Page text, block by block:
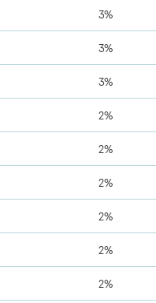
3%
3%
3%
2%
2%
2%
2%
2%
2%